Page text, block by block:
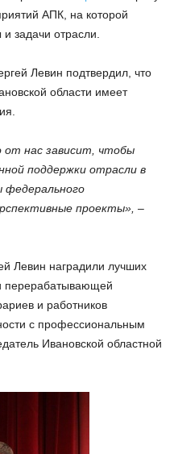
АПК, на которой
задачи отрасли.
Левин подтвердил, что
области имеет
от нас зависит, чтобы
поддержки отрасли в
федерального
проекты», –
Левин наградили лучших
перерабатывающей
и работников
с профессиональным
Ивановской областной